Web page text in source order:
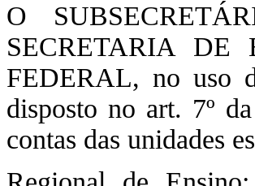
O
SECRETARIA DE
FEDERAL, no uso
disposto no art. 7º
contas das unidades